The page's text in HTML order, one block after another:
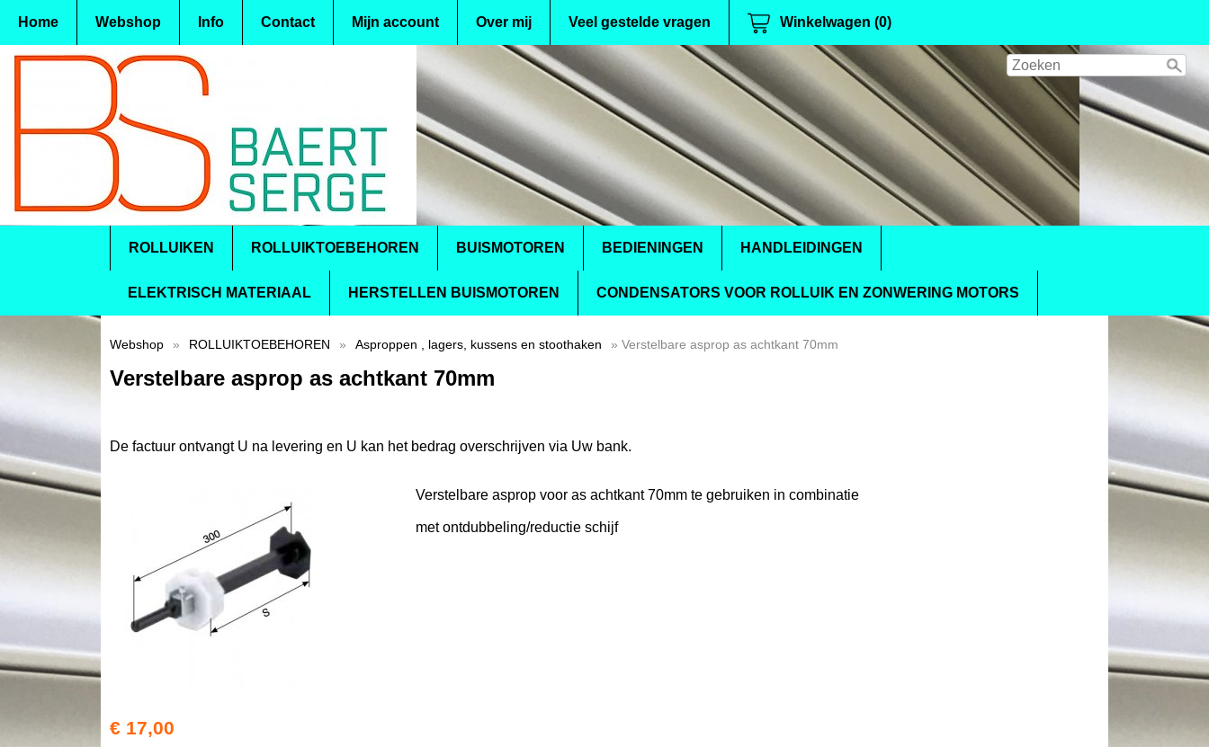
Home Webshop Info Contact Mijn account Over mij Veel gestelde vragen Winkelwagen (0)
ROLLUIKEN ROLLUIKTOEBEHOREN BUISMOTOREN BEDIENINGEN HANDLEIDINGEN
ELEKTRISCH MATERIAAL HERSTELLEN BUISMOTOREN CONDENSATORS VOOR ROLLUIK EN ZONWERING MOTORS
Webshop » ROLLUIKTOEBEHOREN » Asproppen , lagers, kussens en stoothaken » Verstelbare asprop as achtkant 70mm
Verstelbare asprop as achtkant 70mm
De factuur ontvangt U na levering en U kan het bedrag overschrijven via Uw bank.
Verstelbare asprop voor as achtkant 70mm te gebruiken in combinatie
met ontdubbeling/reductie schijf
€ 17,00